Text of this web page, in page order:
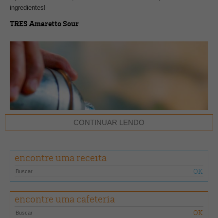
ingredientes!
TRES Amaretto Sour
CONTINUAR LENDO
encontre uma receita
encontre uma cafeteria